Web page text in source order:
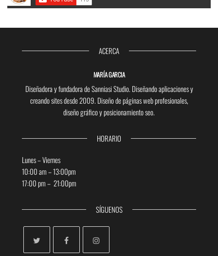
ACERCA
MARÍA GARCIA
Diseñadora y fundadora de Sanniasi Studio. Diseñando aplicaciones y
creando sites desde 2009. Diseño de páginas web profesionales,
diseño gráfico y posicionamiento seo.
HORARIO
Lunes – Viernes
10:00 am – 13:00pm
17:00 pm – 21:00pm
SÍGUENOS